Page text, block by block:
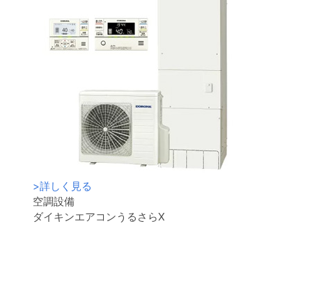
>詳しく見る
空調設備
ダイキンエアコンうるさらX